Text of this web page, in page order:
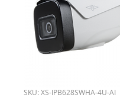
SKU: XS-IPB628SWHA-4U-AI